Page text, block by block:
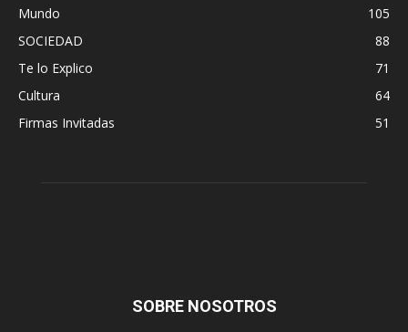
Mundo
105
SOCIEDAD
88
Te lo Explico
71
Cultura
64
Firmas Invitadas
51
SOBRE NOSOTROS